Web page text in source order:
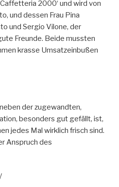
2000‘ und wird von
und dessen Frau Pina
und Sergio Vilone, der
Freunde. Beide mussten
krasse Umsatzeinbußen
der zugewandten,
besonders gut gefällt, ist,
jedes Mal wirklich frisch sind.
Anspruch des